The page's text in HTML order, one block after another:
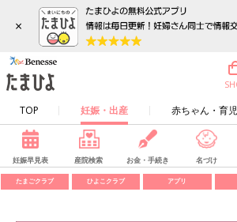
×
TOP 妊娠・出産 赤ちゃん・育児
妊娠早見表 産院検索 お金・手続き 名づけ
たまごクラブ ひよこクラブ アプリ